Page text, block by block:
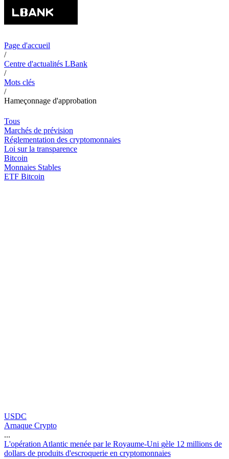
Page d'accueil
/
Centre d'actualités LBank
/
Mots clés
/
Hameçonnage d'approbation
Tous
Marchés de prévision
Réglementation des cryptomonnaies
Loi sur la transparence
Bitcoin
Monnaies Stables
ETF Bitcoin
USDC
Arnaque Crypto
...
L'opération Atlantic menée par le Royaume-Uni gèle 1 2 millions de
dollars de produits d'escroquerie en cryptomonnaies